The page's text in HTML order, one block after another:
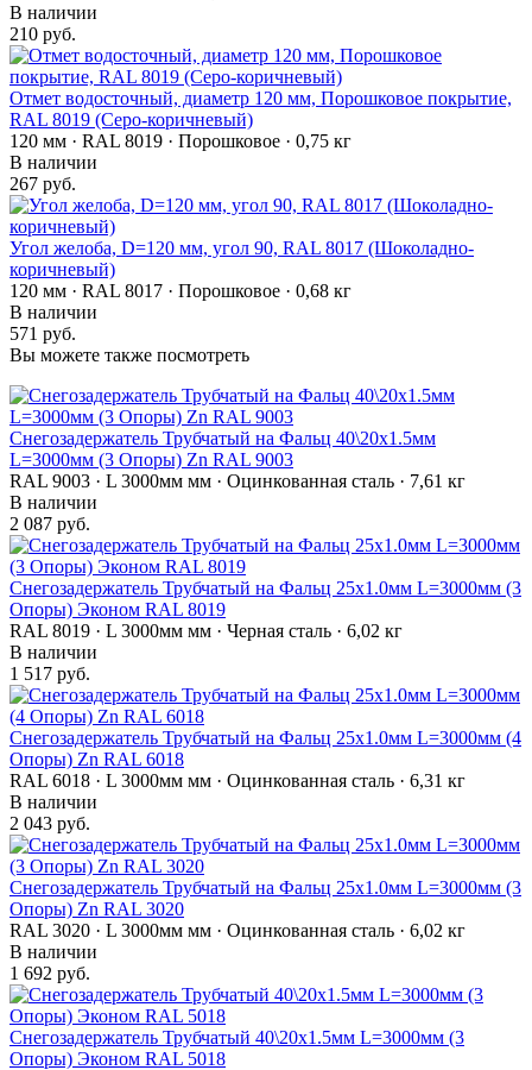
В наличии
210 руб.
Отмет водосточный, диаметр 120 мм, Порошковое покрытие,
RAL 8019 (Серо-коричневый)
120 мм · RAL 8019 · Порошковое · 0,75 кг
В наличии
267 руб.
Угол желоба, D=120 мм, угол 90, RAL 8017 (Шоколадно-
коричневый)
120 мм · RAL 8017 · Порошковое · 0,68 кг
В наличии
571 руб.
Вы можете также посмотреть
Снегозадержатель Трубчатый на Фальц 40\20х1.5мм
L=3000мм (3 Опоры) Zn RAL 9003
RAL 9003 · L 3000мм мм · Оцинкованная сталь · 7,61 кг
В наличии
2 087 руб.
Снегозадержатель Трубчатый на Фальц 25х1.0мм L=3000мм (3
Опоры) Эконом RAL 8019
RAL 8019 · L 3000мм мм · Черная сталь · 6,02 кг
В наличии
1 517 руб.
Снегозадержатель Трубчатый на Фальц 25х1.0мм L=3000мм (4
Опоры) Zn RAL 6018
RAL 6018 · L 3000мм мм · Оцинкованная сталь · 6,31 кг
В наличии
2 043 руб.
Снегозадержатель Трубчатый на Фальц 25х1.0мм L=3000мм (3
Опоры) Zn RAL 3020
RAL 3020 · L 3000мм мм · Оцинкованная сталь · 6,02 кг
В наличии
1 692 руб.
Снегозадержатель Трубчатый 40\20х1.5мм L=3000мм (3
Опоры) Эконом RAL 5018